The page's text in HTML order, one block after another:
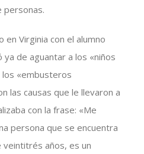
personas.
Virginia con el alumno
de aguantar a los «niños
los «embusteros
las causas que le llevaron a
con la frase: «Me
persona que se encuentra
veintitrés años, es un